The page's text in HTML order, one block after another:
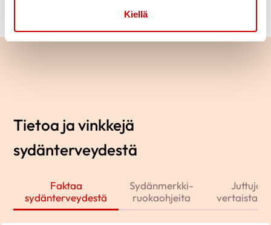
Kiellä
Tietoa ja vinkkejä
sydänterveydestä
Faktaa
sydänterveydestä
Sydänmerkki-
ruokaohjeita
Juttuja